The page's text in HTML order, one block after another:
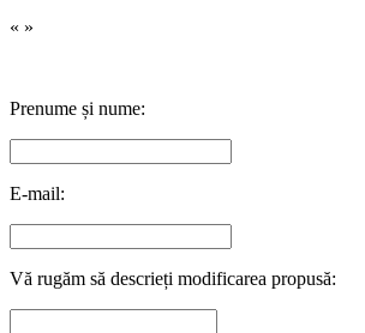
« »
Prenume și nume:
E-mail:
Vă rugăm să descrieți modificarea propusă: